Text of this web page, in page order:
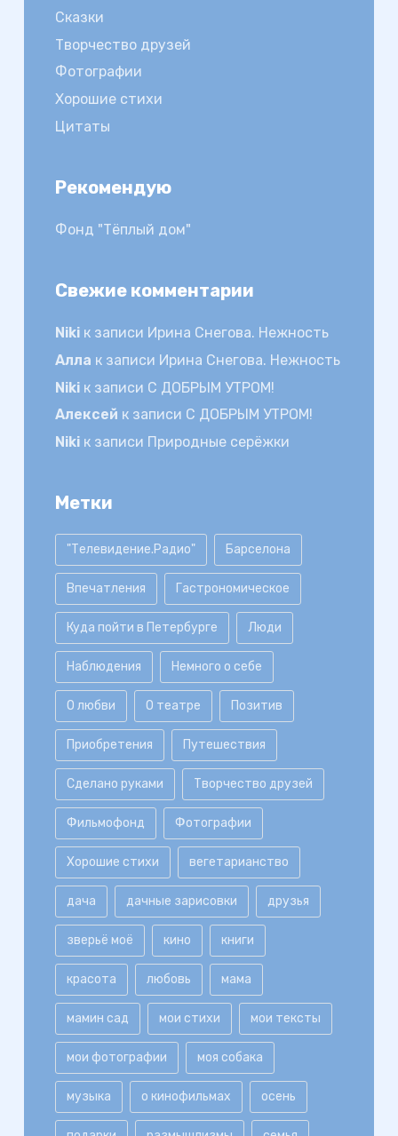
Сказки
Творчество друзей
Фотографии
Хорошие стихи
Цитаты
Рекомендую
Фонд "Тёплый дом"
Свежие комментарии
Nikiк записи Ирина Снегова. Нежность
Алла к записи Ирина Снегова. Нежность
Nikiк записи С ДОБРЫМ УТРОМ!
Алексей к записи С ДОБРЫМ УТРОМ!
Nikiк записи Природные серёжки
Метки
"Телевидение.Радио" Барселона
Впечатления Гастрономическое
Куда пойти в Петербурге Люди
Наблюдения Немного о себе
О любви О театре Позитив
Приобретения Путешествия
Сделано руками Творчество друзей
Фильмофонд Фотографии
Хорошие стихи вегетарианство
дача дачные зарисовки друзья
зверьё моё кино книги
красота любовь мама
мамин сад мои стихи мои тексты
мои фотографии моя собака
музыка о кинофильмах осень